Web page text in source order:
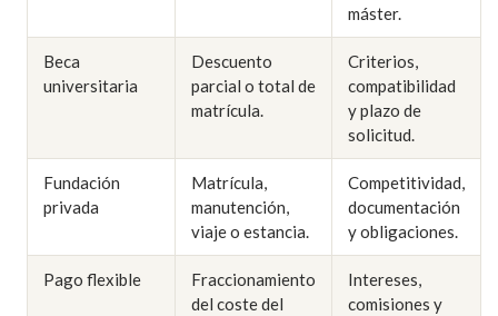
máster.
Beca
universitaria
Descuento
parcial o total de
matrícula.
Criterios,
compatibilidad
y plazo de
solicitud.
Fundación
privada
Matrícula,
manutención,
viaje o estancia.
Competitividad,
documentación
y obligaciones.
Pago flexible
Fraccionamiento
del coste del
Intereses,
comisiones y